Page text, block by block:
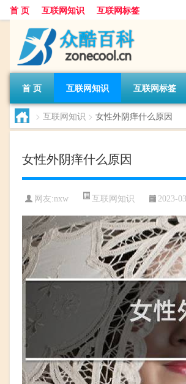
首 页 互联网知识 互联网标签
首 页 互联网知识 互联网标签
> 互联网知识 > 女性外阴痒什么原因
女性外阴痒什么原因
网友:nxw 互联网知识 2023-